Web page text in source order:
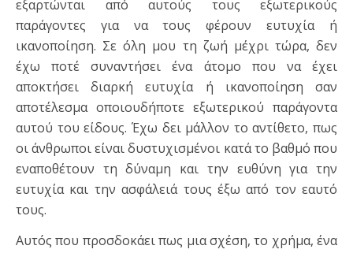
εξαρτώνται από αυτούς τους εξωτερικούς
παράγοντες για να τους φέρουν ευτυχία ή
ικανοποίηση. Σε όλη μου τη ζωή μέχρι τώρα, δεν
έχω ποτέ συναντήσει ένα άτομο που να έχει
αποκτήσει διαρκή ευτυχία ή ικανοποίηση σαν
αποτέλεσμα οποιουδήποτε εξωτερικού παράγοντα
αυτού του είδους. Έχω δει μάλλον το αντίθετο, πως
οι άνθρωποι είναι δυστυχισμένοι κατά το βαθμό που
εναποθέτουν τη δύναμη και την ευθύνη για την
ευτυχία και την ασφάλειά τους έξω από τον εαυτό
τους.
Αυτός που προσδοκάει πως μια σχέση, το χρήμα, ένα